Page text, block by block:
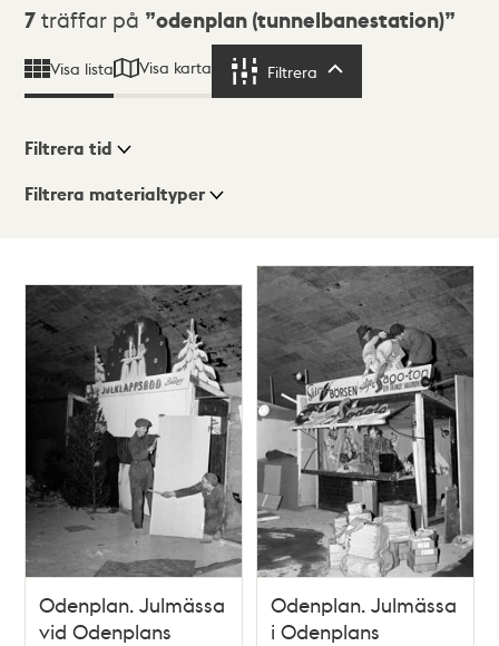
Sökresultat
7 träffar på odenplan (tunnelbanestation)
Visa lista Visa karta Filtrera
Visningsläge
Lista
Karta
Filtrera tid
Filtrera materialtyper
Odenplan. Julmässa
vid Odenplans
Odenplan. Julmässa
i Odenplans